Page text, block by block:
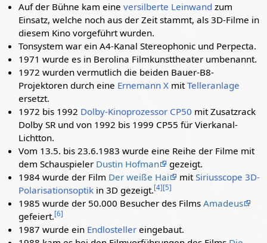
Auf der Bühne kam eineversilberte Leinwand zum
Einsatz, welche noch aus der Zeit stammt, als 3D-Filme in
diesem Kino vorgeführt wurden.
Tonsystem war ein A4-Kanal Stereophonic und Perpecta.
1971 wurde es in Berolina Filmkunsttheater umbenannt.
1972 wurden vermutlich die beiden Bauer-B8-
Projektoren durch eine Ernemann X mitTelleranlage
ersetzt.
1972 bis 1992 Dolby-Kinoprozessor CP50 mit Zusatzrack
Dolby SR und von 1992 bis 1999 CP55 für Vierkanal-
Lichtton.
Vom 13.5. bis 23.6.1983 wurde eine Reihe der Filme mit
dem Schauspieler Dustin Hofman
gezeigt.
1984 wurde der Film Der weiße Hai mitSiriusscope 3D-
Polarisationsoptik in 3D gezeigt.[4][5]
1985 wurde der 50.000 Besucher des FilmsAmadeus
gefeiert.[6]
1987 wurde ein Endlosteller eingebaut.